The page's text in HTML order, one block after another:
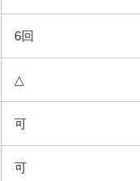
6回
△
可
可